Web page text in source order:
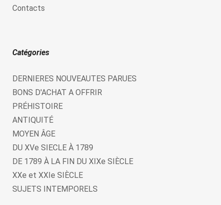
Contacts
Catégories
DERNIERES NOUVEAUTES PARUES
BONS D'ACHAT A OFFRIR
PRÉHISTOIRE
ANTIQUITÉ
MOYEN ÂGE
DU XVe SIECLE À 1789
DE 1789 À LA FIN DU XIXe SIÈCLE
XXe et XXIe SIÈCLE
SUJETS INTEMPORELS